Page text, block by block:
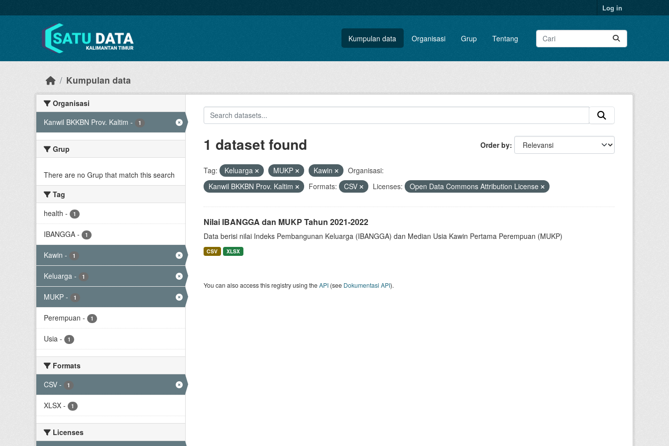
Log in
Kumpulan data Organisasi Grup Tentang
Kumpulan data
Organisasi
Kanwil BKKBN Prov. Kaltim - 1
Grup
There are no Grup that match this search
Tag
health - 1
IBANGGA - 1
Kawin - 1
Keluarga - 1
MUKP - 1
Perempuan - 1
Usia - 1
Formats
CSV - 1
XLSX - 1
Licenses
Order by
1 dataset found
Tag: Keluarga MUKP Kawin
Organisasi:
Kanwil BKKBN Prov. Kaltim
Formats: CSV Licenses: Open Data Commons Attribution License
Nilai IBANGGA dan MUKP Tahun 2021-2022
Data berisi nilai Indeks Pembangunan Keluarga (IBANGGA) dan Median Usia Kawin Pertama Perempuan (MUKP)
CSV XLSX
You can also access this registry using theAPI(see Dokumentasi API).